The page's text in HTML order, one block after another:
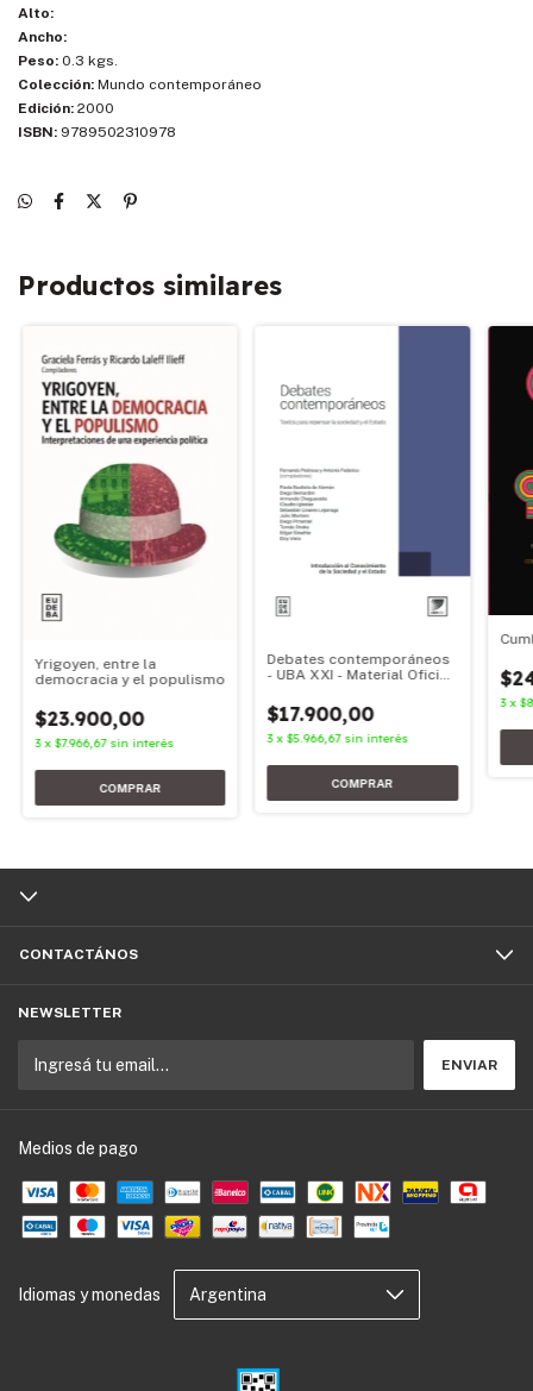
Alto:
Ancho:
Peso: 0.3 kgs.
Colección: Mundo contemporáneo
Edición: 2000
ISBN: 9789502310978
Productos similares
Yrigoyen, entre la
democracia y el populismo
$23.900,00
3 x $7.966,67 sin interés
Debates contemporáneos
- UBA XXI - Material Oficial
$17.900,00
3 x$5.966,67 sin interés
3 x
CONTACTÁNOS
NEWSLETTER
Medios de pago
Idiomas y monedas